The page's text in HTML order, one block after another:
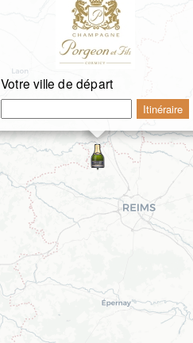
Votre ville de départ